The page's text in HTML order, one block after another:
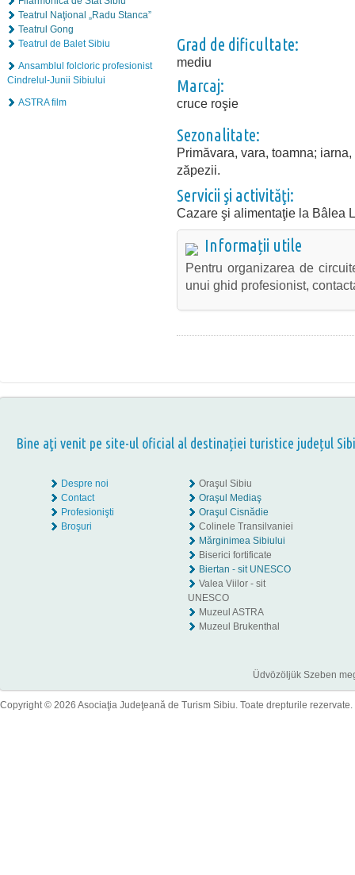
Teatrul Naţional „Radu Stanca”
Teatrul Gong
Teatrul de Balet Sibiu
Ansamblul folcloric profesionist
Cindrelul-Junii Sibiului
ASTRA film
Grad de dificultate:
mediu
Marcaj:
cruce roşie
Sezonalitate:
Primăvara, vara, toamna;
zăpezii.
Servicii şi activităţi:
Cazare şi alimentaţie la Bâlea
Informații utile
Pentru organizarea de
unui ghid profesionist,
Bine aţi venit pe site-ul oficial al destinației turistice județul
Despre noi
Contact
Profesionişti
Broşuri
Oraşul Sibiu
Oraşul Mediaş
Oraşul Cisnădie
Colinele Transilvaniei
Mărginimea Sibiului
Biserici fortificate
Biertan - sit UNESCO
Valea Viilor - sit
UNESCO
Muzeul ASTRA
Muzeul Brukenthal
Üdvözöljük Szeben
Copyright © 2026 Asociaţia Judeţeană de Turism Sibiu. Toate drepturile rezervate.